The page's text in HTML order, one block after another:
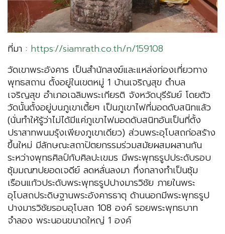
ที่มา : https://siamrath.co.th/n/159108
วัดเขาพระอังคาร เป็นสำนักสงฆ์และแหล่งท่องเที่ยวทาง
พุทธสถาน ตั้งอยู่ในเขตหมู่ 1 บ้านเจริญสุข ตำบล
เจริญสุข อำเภอเฉลิมพระเกียรติ จังหวัดบุรีรัมย์ โดยตัว
วัดนั้นตั้งอยู่บนภูเขาเตี้ยๆ เป็นภูเขาไฟที่มอดดับสนิทแล้ว
(นั่นทำให้รู้ว่าไม่ได้มีแค่ภูเขาไฟมอดดับสนิทอันเป็นที่ตั้ง
ปราสาทพนมรุ้งเพียงภูเขาเดียว) ส่วนพระอุโบสถก่อสร้าง
ขึ้นใหม่ มีลักษณะสถาปัตยกรรมร่วมสมัยผสมผสานกัน
ระหว่างพุทธศิลป์กับศิลปะเขมร มีพระพุทธรูปประดับรอบ
ซุ้มมณฑปยอดเจดีย์ ลดหลั่นลงมา กึ่งกลางทำเป็นซุ้ม
เรือนแก้วประดับพระพุทธรูปปางมารวิชัย ภายในพระ
อุโบสถประดิษฐานพระอังคารธาตุ ด้านนอกมีพระพุทธรูป
ปางมารวิชัยรอบอุโบสถ 108 องค์ รอยพระพุทธบาท
จำลอง พระนอนขนาดใหญ่ 1 องค์